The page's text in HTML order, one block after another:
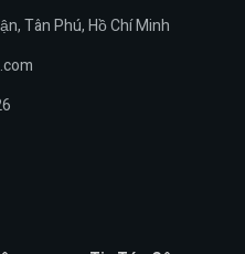
Tân Phú, Hồ Chí Minh